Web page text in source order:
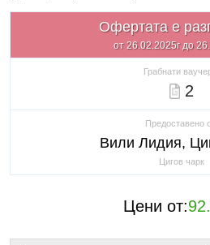
Офертата е
от 26.02.2025г до
Грабнати
2
Предоставено
Вили Лидия,
Цигов чарк
Цени от: